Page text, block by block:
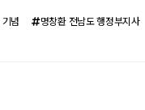
념 명창환 전남도 행정부지사